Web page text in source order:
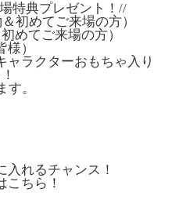
特典プレゼント！//
初めてご来場の方）
てご来場の方）
）
ャラクターおもちゃ入り
。
れるチャンス！
こちら！